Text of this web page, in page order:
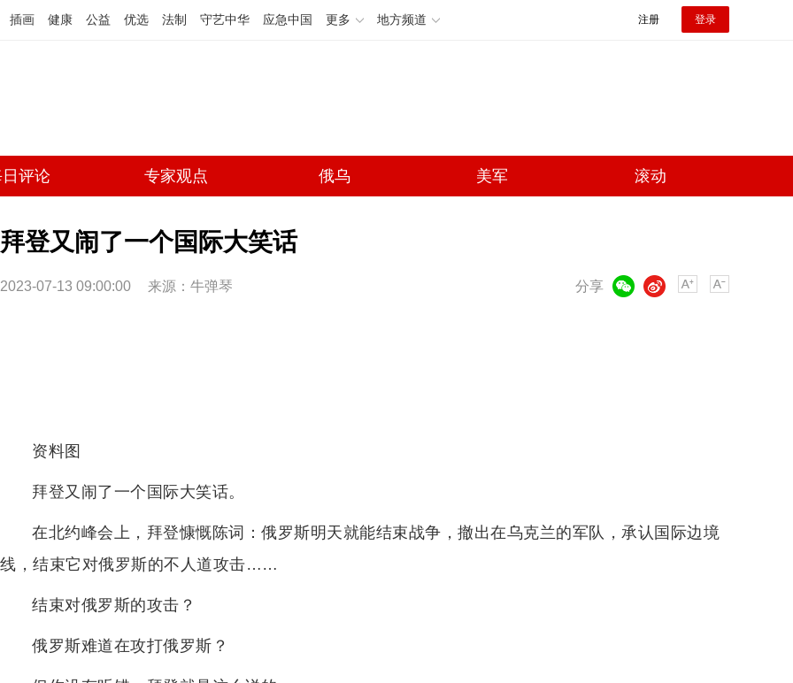
插画 健康 公益 优选 法制 守艺中华 应急中国 更多 地方频道 注册 登录
评论 专家观点 俄乌 美军 滚动
拜登又闹了一个国际大笑话
2023-07-13 09:00:00 来源：牛弹琴 分享
微博
资料图
拜登又闹了一个国际大笑话。
在北约峰会上，拜登慷慨陈词：俄罗斯明天就能结束战争，撤出在乌克兰的军队，承认国际边境
线，结束它对俄罗斯的不人道攻击……
结束对俄罗斯的攻击？
俄罗斯难道在攻打俄罗斯？